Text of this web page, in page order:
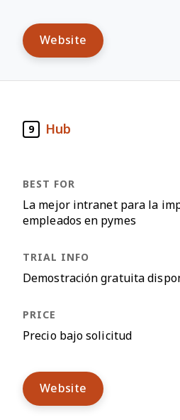
Website
9 Hub
La mejor intranet para la
empleados en pymes
Demostración gratuita
Precio bajo solicitud
Website